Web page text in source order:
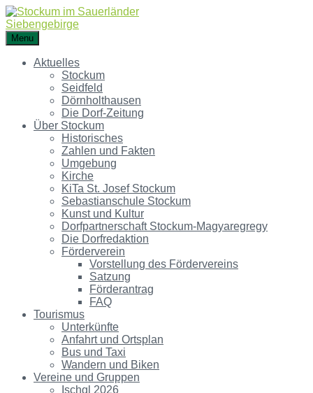
Menu
Aktuelles
Stockum
Seidfeld
Dörnholthausen
Die Dorf-Zeitung
Über Stockum
Historisches
Zahlen und Fakten
Umgebung
Kirche
KiTa St. Josef Stockum
Sebastianschule Stockum
Kunst und Kultur
Dorfpartnerschaft Stockum-Magyaregregy
Die Dorfredaktion
Förderverein
Vorstellung des Fördervereins
Satzung
Förderantrag
FAQ
Tourismus
Unterkünfte
Anfahrt und Ortsplan
Bus und Taxi
Wandern und Biken
Vereine und Gruppen
Ischgl 2026